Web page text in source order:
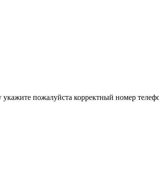
пожалуйста корректный номер